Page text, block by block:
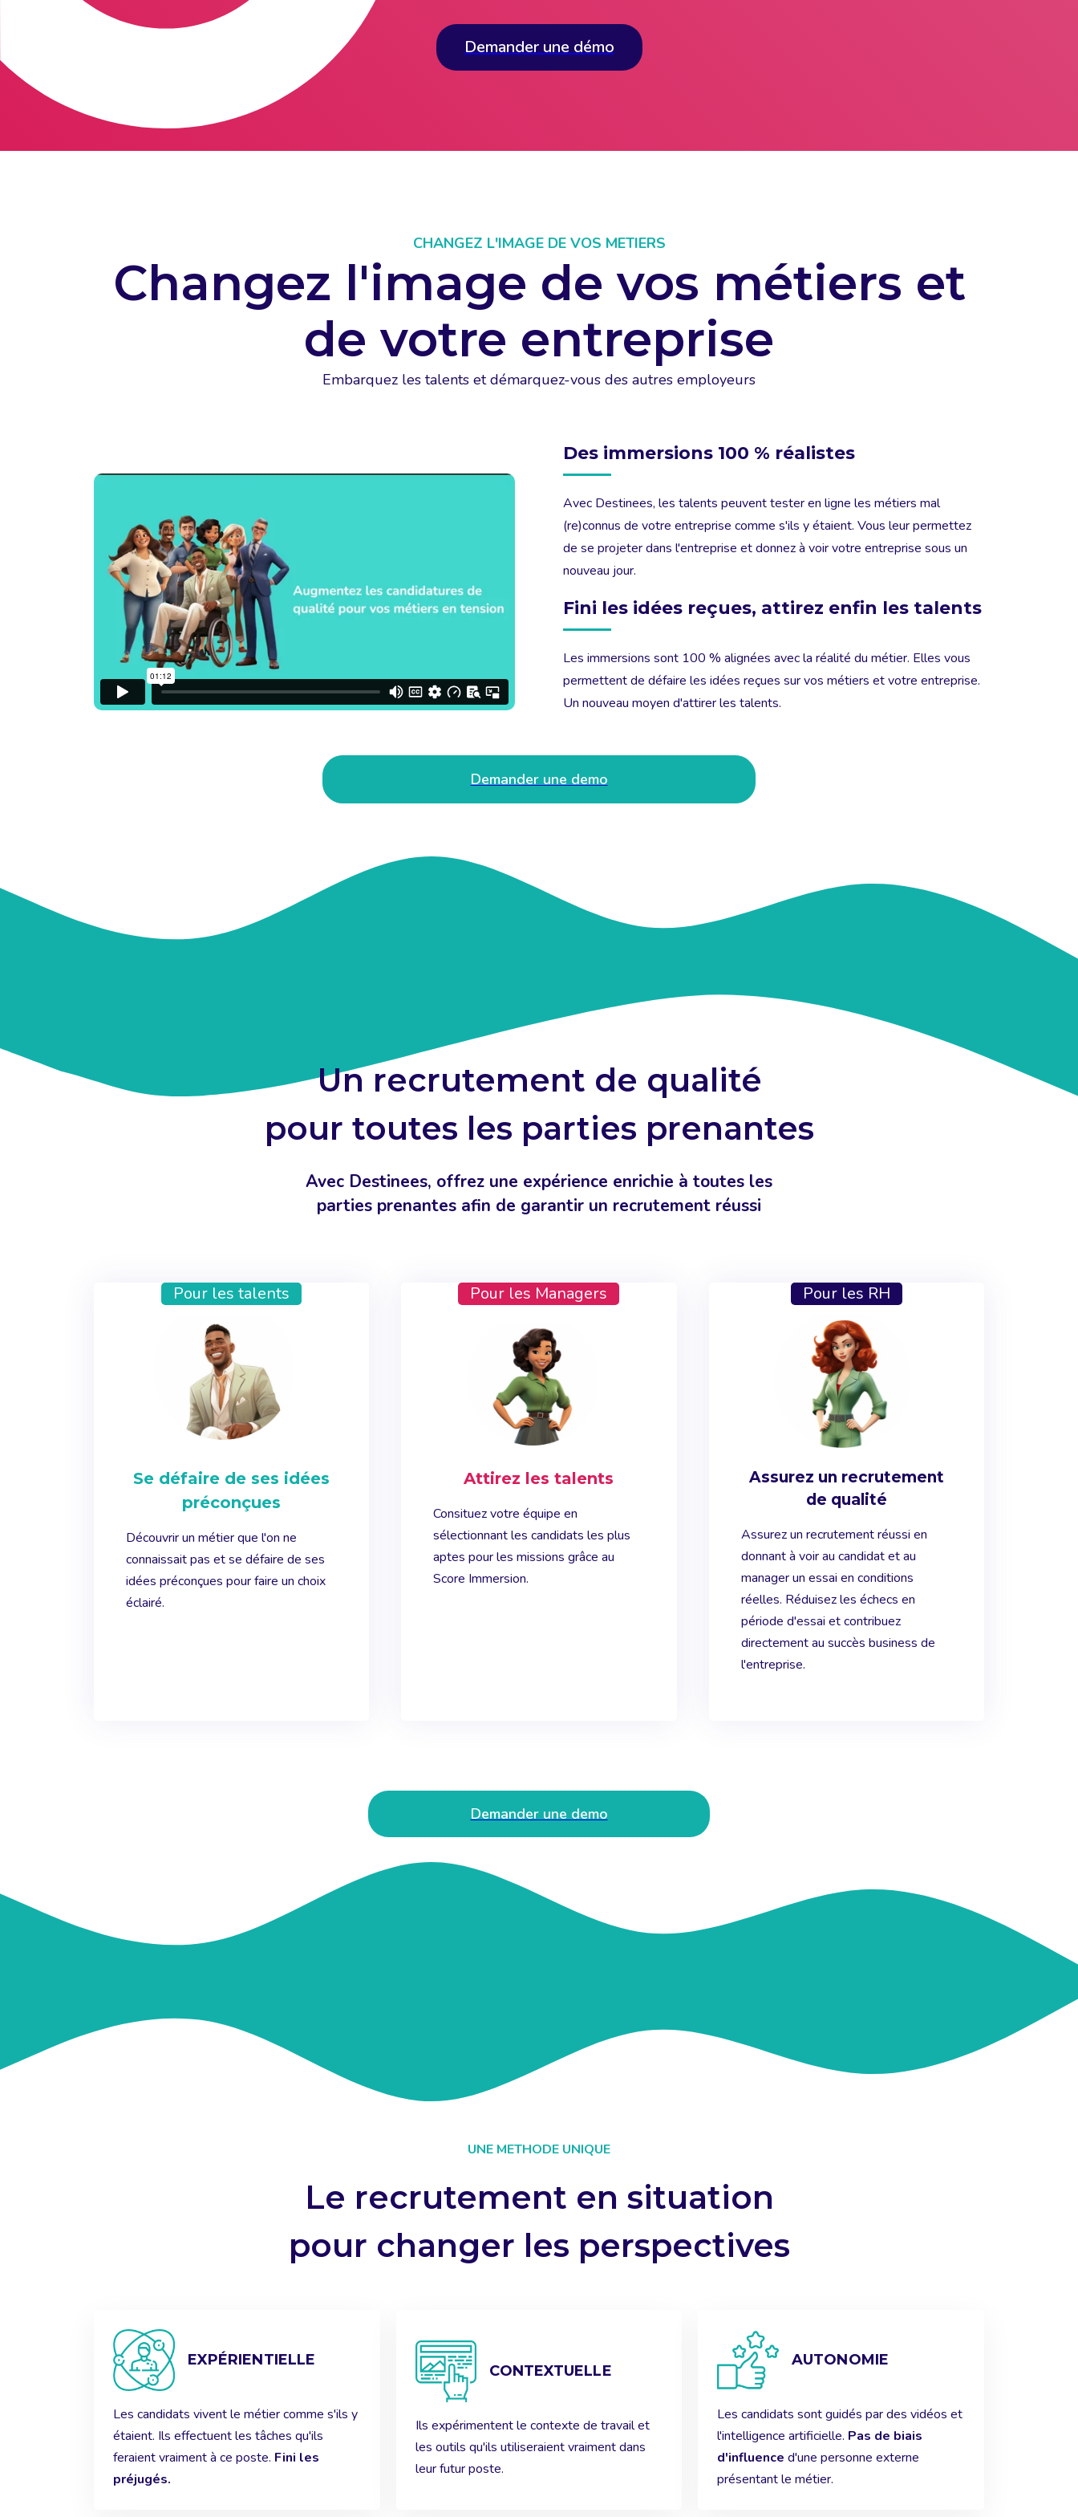
Demander une démo
CHANGEZ L'IMAGE DE VOS METIERS
Changez l'image de vos métiers et
de votre entreprise
Embarquez les talents et démarquez-vous des autres employeurs
Des immersions 100 % réalistes
Avec Destinees, les talents peuvent tester en ligne les métiers mal
(re)connus de votre entreprise comme s'ils y étaient. Vous leur permettez
de se projeter dans l'entreprise et donnez à voir votre entreprise sous un
nouveau jour.
Fini les idées reçues, attirez enfin les talents
Les immersions sont 100 % alignées avec la réalité du métier. Elles vous
permettent de défaire les idées reçues sur vos métiers et votre entreprise.
Un nouveau moyen d'attirer les talents.
Demander une demo
Un recrutement de qualité
pour toutes les parties prenantes
Avec Destinees, offrez une expérience enrichie à toutes les
parties prenantes afin de garantir un recrutement réussi
Pour les talents
Se défaire de ses idées
préconçues
Découvrir un métier que l'on ne
connaissait pas et se défaire de ses
idées préconçues pour faire un choix
éclairé.
Pour les Managers
Attirez les talents
Consituez votre équipe en
sélectionnant les candidats les plus
aptes pour les missions grâce au
Score Immersion.
Pour les RH
Assurez un recrutement
de qualité
Assurez un recrutement réussi en
donnant à voir au candidat et au
manager un essai en conditions
réelles. Réduisez les échecs en
période d'essai et contribuez
directement au succès business de
l'entreprise.
Demander une demo
UNE METHODE UNIQUE
Le recrutement en situation
pour changer les perspectives
EXPÉRIENTIELLE
Les candidats vivent le métier comme s'ils y
étaient. Ils effectuent les tâches qu'ils
feraient vraiment à ce poste. Fini les
préjugés.
CONTEXTUELLE
Ils expérimentent le contexte de travail et
les outils qu'ils utiliseraient vraiment dans
leur futur poste.
AUTONOMIE
Les candidats sont guidés par des vidéos et
l'intelligence artificielle. Pas de biais
d'influenced'une personne externe
présentant le métier.